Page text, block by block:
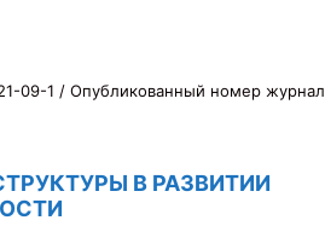
09-1 / Опубликованный номер журнал
В РАЗВИТИИ